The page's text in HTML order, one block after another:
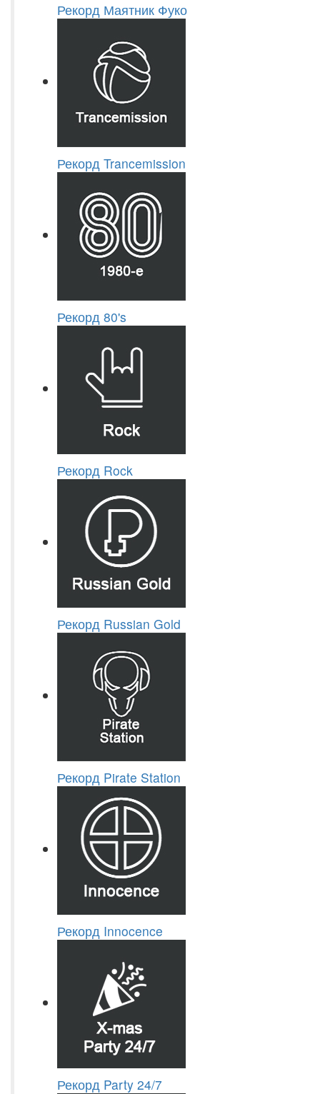
Рекорд Маятник Фуко
Рекорд Trancemission
Рекорд 80's
Рекорд Rock
Рекорд Russian Gold
Рекорд Pirate Station
Рекорд Innocence
Рекорд Party 24/7